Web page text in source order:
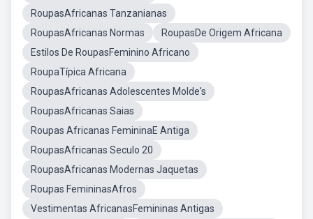
RoupasAfricanas Tanzanianas
RoupasAfricanas Normas
RoupasDe Origem Africana
Estilos De RoupasFeminino Africano
RoupaTípica Africana
RoupasAfricanas Adolescentes Molde's
RoupasAfricanas Saias
Roupas Africanas FemininaE Antiga
RoupasAfricanas Seculo 20
RoupasAfricanas Modernas Jaquetas
Roupas FemininasAfros
Vestimentas AfricanasFemininas Antigas